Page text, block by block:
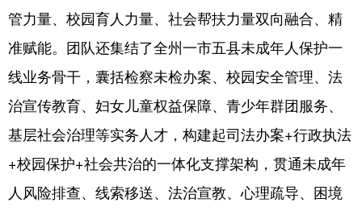
管力量、校园育人力量、社会帮扶力量双向融合、精
准赋能。团队还集结了全州一市五县未成年人保护一
线业务骨干，囊括检察未检办案、校园安全管理、法
治宣传教育、妇女儿童权益保障、青少年群团服务、
基层社会治理等实务人才，构建起司法办案+行政执法
+校园保护+社会共治的一体化支撑架构，贯通未成年
人风险排查、线索移送、法治宣教、心理疏导、困境